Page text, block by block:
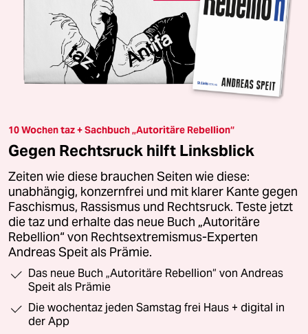
10 Wochen taz + Sachbuch „Autoritäre Rebellion“
Gegen Rechtsruck hilft Linksblick
Zeiten wie diese brauchen Seiten wie diese:
unabhängig, konzernfrei und mit klarer Kante gegen
Faschismus, Rassismus und Rechtsruck. Teste jetzt
die taz und erhalte das neue Buch „Autoritäre
Rebellion“ von Rechtsextremismus-Experten
Andreas Speit als Prämie.
Das neue Buch „Autoritäre Rebellion“ von Andreas
Speit als Prämie
Die wochentaz jeden Samstag frei Haus + digital in
der App